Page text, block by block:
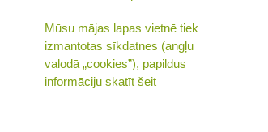
Mūsu mājas lapas vietnē tiek
izmantotas sīkdatnes (angļu
valodā „cookies”), papildus
informāciju skatīt šeit